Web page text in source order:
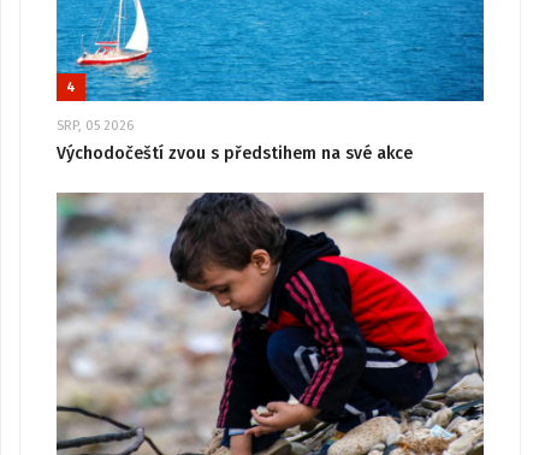
4
SRP, 05 2026
Východočeští zvou s předstihem na své akce